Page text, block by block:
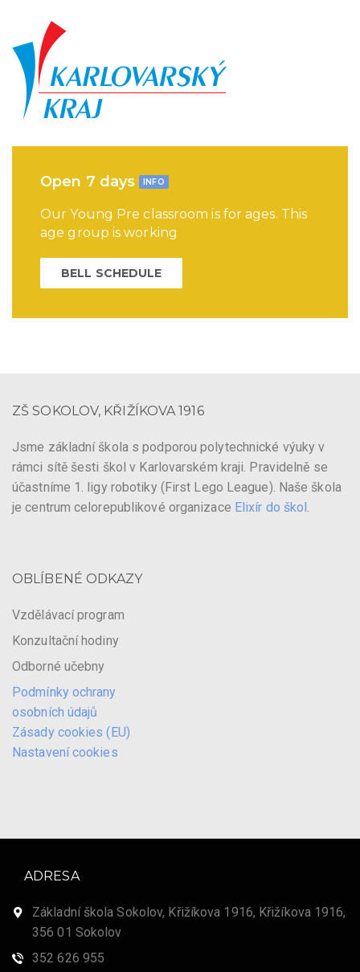
Open 7 days INFO
Our Young Pre classroom is for ages. This
age group is working
BELL SCHEDULE
ZŠ SOKOLOV, KŘIŽÍKOVA 1916
Jsme základní škola s podporou polytechnické výuky v
rámci sítě šesti škol v Karlovarském kraji. Pravidelně se
účastníme 1. ligy robotiky (First Lego League). Naše škola
je centrum celorepublikové organizace Elixír do škol.
OBLÍBENÉ ODKAZY
Vzdělávací program
Konzultační hodiny
Odborné učebny
Podmínky ochrany
osobních údajů
Zásady cookies (EU)
Nastavení cookies
ADRESA
Základní škola Sokolov, Křižíkova 1916, Křižíkova 1916,
356 01 Sokolov
352 626 955